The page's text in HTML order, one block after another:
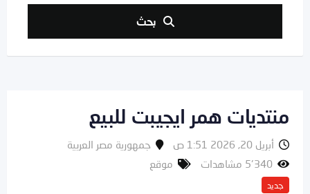
بحث
منتديات همر ايجيبت للبيع
أبريل 20, 2026 1:51 ص
جمهورية مصر العربية
5٬340 مشاهدات
موقع
جديد